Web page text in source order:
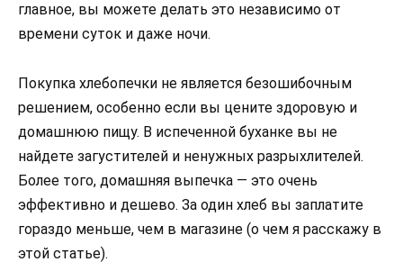
главное, вы можете делать это независимо от
времени суток и даже ночи.
Покупка хлебопечки не является безошибочным
решением, особенно если вы цените здоровую и
домашнюю пищу. В испеченной буханке вы не
найдете загустителей и ненужных разрыхлителей.
Более того, домашняя выпечка — это очень
эффективно и дешево. За один хлеб вы заплатите
гораздо меньше, чем в магазине (о чем я расскажу в
этой статье).